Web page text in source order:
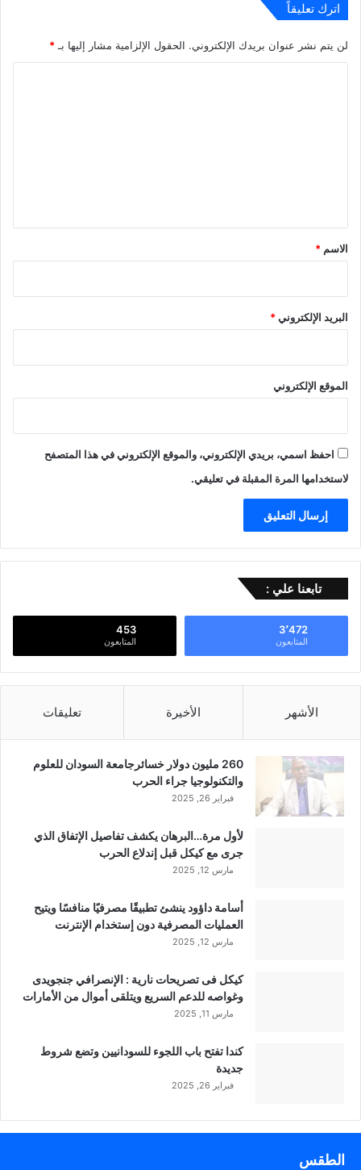
اترك تعليقاً
لن يتم نشر عنوان بريدك الإلكتروني. الحقول الإلزامية مشار إليها بـ *
*
الاسم *
البريد الإلكتروني*
الموقع الإلكتروني
احفظ اسمي، بريدي الإلكتروني، والموقع الإلكتروني في هذا المتصفح
لاستخدامها المرة المقبلة في تعليقي.
تابعنا علي :
3٬472
المتابعون
453
المتابعون
الأشهر الأخيرة تعليقات
260 مليون دولار خسائرجامعة السودان للعلوم
والتكنولوجيا جراء الحرب
فبراير 26, 2025
لأول مرة…البرهان يكشف تفاصيل الإتفاق الذي
جرى مع كيكل قبل إندلاع الحرب
مارس 12, 2025
أسامة داؤود ينشئ تطبيقًا مصرفيًا منافسًا ويتيح
العمليات المصرفية دون إستخدام الإنترنت
مارس 12, 2025
كيكل فى تصريحات نارية : الإنصرافي جنجويدى
وغواصه للدعم السريع ويتلقى أموال من الأمارات
مارس 11, 2025
كندا تفتح باب اللجوء للسودانيين وتضع شروط
جديدة
فبراير 26, 2025
الطقس